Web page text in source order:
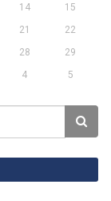
14
15
21
22
28
29
4 5